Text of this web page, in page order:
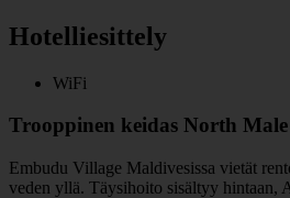
Hotelliesittely
WiFi
Trooppinen keidas North
Embudu Village Maldivesissa vietät
veden yllä. Täysihoito sisältyy hintaan,